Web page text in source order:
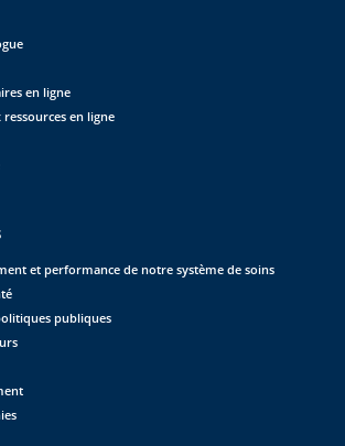
en ligne
en ligne
et performance de notre système de soins
publiques